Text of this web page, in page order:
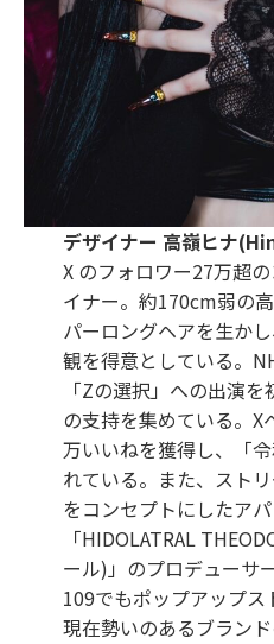
デザイナー ⾼嶺ヒナ
X のフォロワー27万超
イナー。約170cm弱の
パーロングヘアを⽣か
観を得意としている。
「Zの選択」への出演
の⽀持を集めている。X
万いいねを獲得し、「
れている。また、スト
をコンセプトにしたア
「HIDOLATRAL
ール)」のプロデューサ
109でもポップアップス
現在勢いのあるブランド